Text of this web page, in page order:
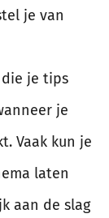
je van
die je tips
je
Vaak kun je
laten
aan de slag